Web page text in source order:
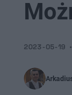
2023-05-19